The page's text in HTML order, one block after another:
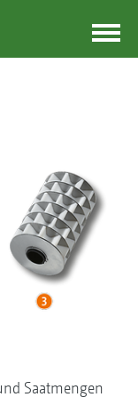
Saatmengen